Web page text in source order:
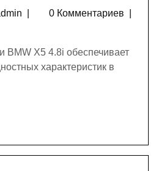
0 Комментариев
BMW X5 4.8i обеспечивает
характеристик в